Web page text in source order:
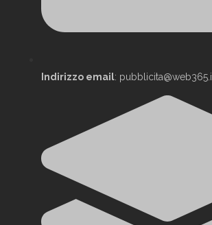
Indirizzo email: